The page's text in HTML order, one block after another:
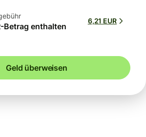
Betrag enthalten
6,21 EUR
Geld überweisen